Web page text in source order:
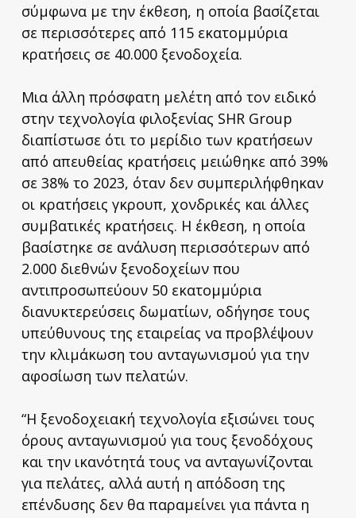
σύμφωνα με την έκθεση, η οποία βασίζεται
σε περισσότερες από 115 εκατομμύρια
κρατήσεις σε 40.000 ξενοδοχεία.
Μια άλλη πρόσφατη μελέτη από τον ειδικό
στην τεχνολογία φιλοξενίας SHR Group
διαπίστωσε ότι το μερίδιο των κρατήσεων
από απευθείας κρατήσεις μειώθηκε από 39%
σε 38% το 2023, όταν δεν συμπεριλήφθηκαν
οι κρατήσεις γκρουπ, χονδρικές και άλλες
συμβατικές κρατήσεις. Η έκθεση, η οποία
βασίστηκε σε ανάλυση περισσότερων από
2.000 διεθνών ξενοδοχείων που
αντιπροσωπεύουν 50 εκατομμύρια
διανυκτερεύσεις δωματίων, οδήγησε τους
υπεύθυνους της εταιρείας να προβλέψουν
την κλιμάκωση του ανταγωνισμού για την
αφοσίωση των πελατών.
“Η ξενοδοχειακή τεχνολογία εξισώνει τους
όρους ανταγωνισμού για τους ξενοδόχους
και την ικανότητά τους να ανταγωνίζονται
για πελάτες, αλλά αυτή η απόδοση της
επένδυσης δεν θα παραμείνει για πάντα η